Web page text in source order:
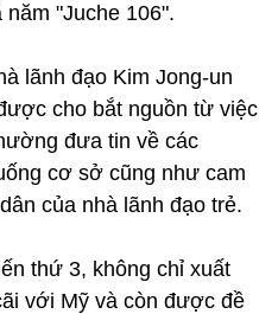
năm "Juche 106".
lãnh đạo Kim Jong-un
cho bắt nguồn từ việc
đưa tin về các
cơ sở cũng như cam
của nhà lãnh đạo trẻ.
thứ 3, không chỉ xuất
với Mỹ và còn được đề